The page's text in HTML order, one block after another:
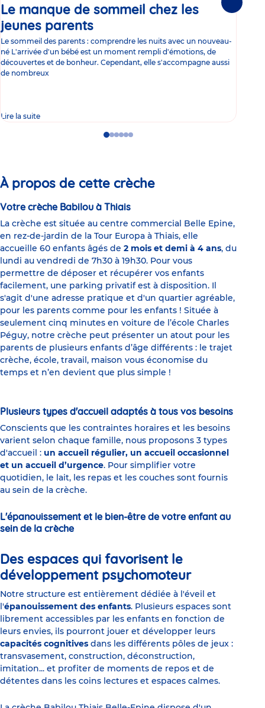
Le manque de sommeil chez les
jeunes parents
Le sommeil des parents : comprendre les nuits avec un nouveau-
né L'arrivée d'un bébé est un moment rempli d'émotions, de
découvertes et de bonheur. Cependant, elle s'accompagne aussi
de nombreux
Lire la suite
GoGoGoGo
GoGo
À propos de cette crèche
Votre crèche Babilou à Thiais
La crèche est située au centre commercial Belle Epine,
en rez-de-jardin de la Tour Europa à Thiais, elle
accueille 60 enfants âgés de 2 mois et demi à 4 ans, du
lundi au vendredi de 7h30 à 19h30. Pour vous
permettre de déposer et récupérer vos enfants
facilement, une parking privatif est à disposition. Il
s'agit d'une adresse pratique et d'un quartier agréable,
pour les parents comme pour les enfants ! Située à
seulement cinq minutes en voiture de l’école Charles
Péguy, notre crèche peut présenter un atout pour les
parents de plusieurs enfants d’âge différents : le trajet
crèche, école, travail, maison vous économise du
temps et n’en devient que plus simple !
Plusieurs types d'accueil adaptés à tous vos besoins
Conscients que les contraintes horaires et les besoins
varient selon chaque famille, nous proposons 3 types
d'accueil : un accueil régulier, un accueil occasionnel
et un accueil d’urgence. Pour simplifier votre
quotidien, le lait, les repas et les couches sont fournis
au sein de la crèche.
L'épanouissement et le bien-être de votre enfant au
sein de la crèche
Des espaces qui favorisent le
développement psychomoteur
Notre structure est entièrement dédiée à l'éveil et
l'épanouissement des enfants. Plusieurs espaces sont
librement accessibles par les enfants en fonction de
leurs envies, ils pourront jouer et développer leurs
capacités cognitives dans les différents pôles de jeux :
transvasement, construction, déconstruction,
imitation... et profiter de moments de repos et de
détentes dans les coins lectures et espaces calmes.